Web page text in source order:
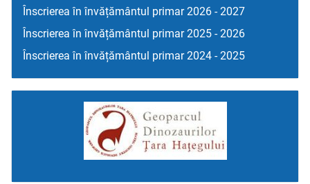
Înscrierea în învățământul primar 2026 - 2027
Înscrierea în învățământul primar 2025 - 2026
Înscrierea în învățământul primar 2024 - 2025